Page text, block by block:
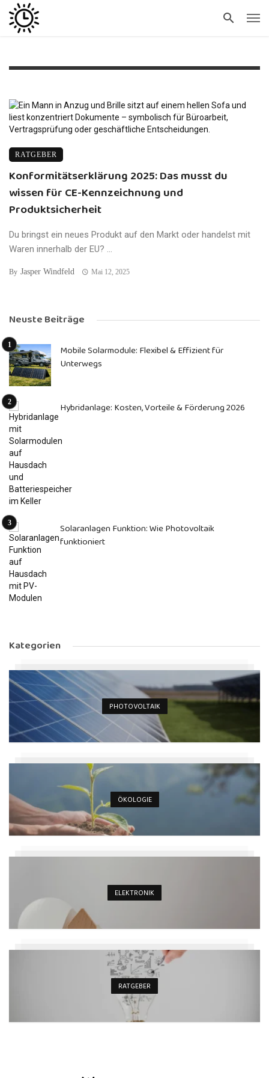
RATGEBER
Konformitätserklärung 2025: Das musst du
wissen für CE-Kennzeichnung und
Produktsicherheit
Du bringst ein neues Produkt auf den Markt oder handelst mit
Waren innerhalb der EU? ...
By Jasper Windfeld Mai 12, 2025
Neuste Beiträge
Mobile Solarmodule: Flexibel & Effizient für
Unterwegs
Hybridanlage: Kosten, Vorteile & Förderung 2026
Solaranlagen Funktion: Wie Photovoltaik
funktioniert
Kategorien
PHOTOVOLTAIK
ÖKOLOGIE
ELEKTRONIK
RATGEBER